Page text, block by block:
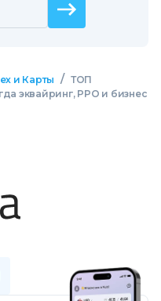
и Карты / ТОП
эквайринг, РРО и бизнес